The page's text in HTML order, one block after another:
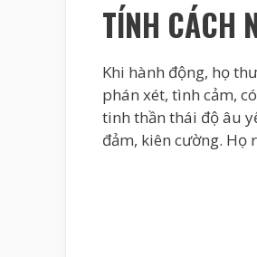
TÍNH CÁCH
Khi hành động, họ
phán xét, tình cảm,
tinh thần thái độ âu
đảm, kiên cường. Họ